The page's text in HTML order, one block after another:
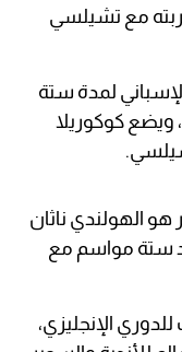
مع تشيلسي
لمدة ستة
مواسم، ليستمر عقده حتى يونيو 2032، ويضع كوكوريلا
الهولندي ناثان
ستة مواسم مع
الإنجليزي،